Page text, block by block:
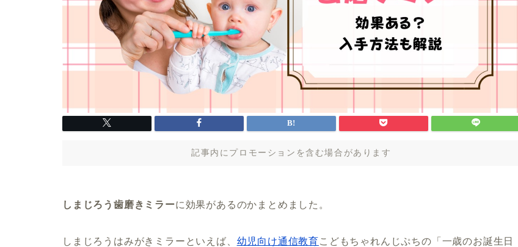
記事内にプロモーションを含む場合があります
しまじろう歯磨きミラーに効果があるのかまとめました。
しまじろうはみがきミラーといえば、 幼児向け通信教育こどもちゃれんじぷちの「一歳のお誕生日